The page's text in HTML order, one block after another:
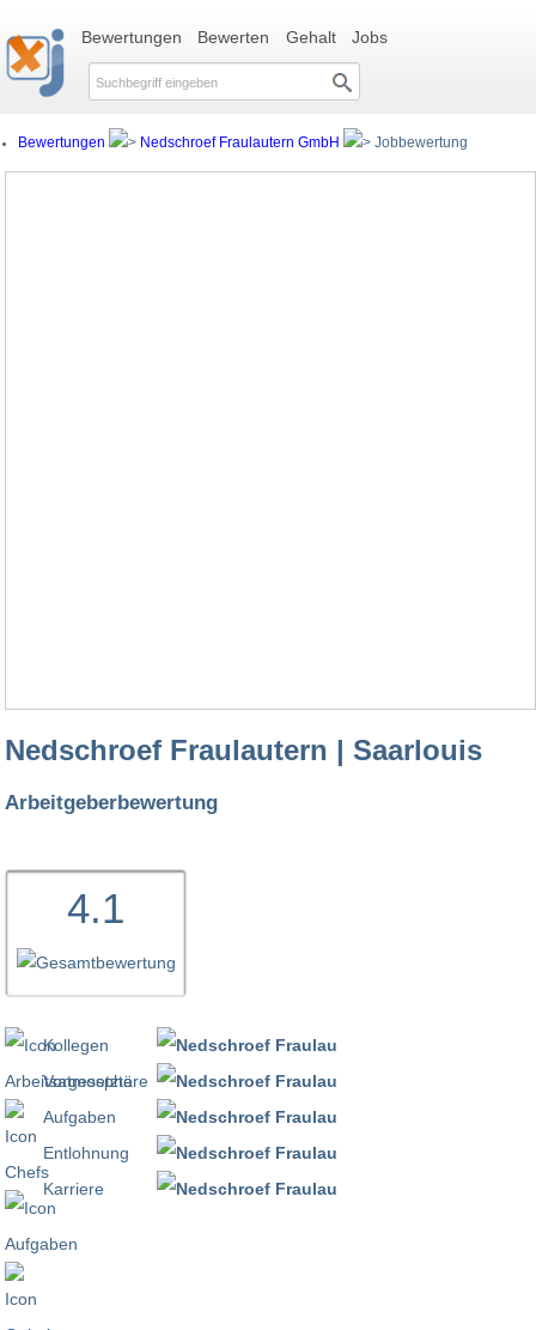
Bewertungen Bewerten Gehalt Jobs
Bewertungen Nedschroef Fraulautern GmbH Jobbewertung
Nedschroef Fraulautern | Saarlouis
Arbeitgeberbewertung
4.1
Kollegen
Vorgesetzte
Aufgaben
Entlohnung
Karriere